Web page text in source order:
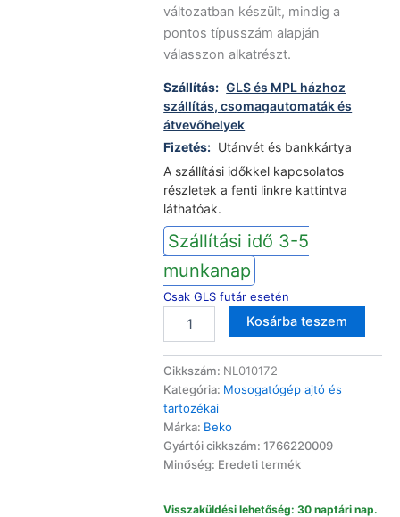
változatban készült, mindig a
pontos típusszám alapján
válasszon alkatrészt.
Szállítás: GLS és MPL házhoz
szállítás, csomagautomaták és
átvevőhelyek
Fizetés: Utánvét és bankkártya
A szállítási időkkel kapcsolatos
részletek a fenti linkre kattintva
láthatóak.
Szállítási idő 3-5
munkanap
Csak GLS futár esetén
mosogatógép
ajtó
1766220009
mennyiség
Kosárba teszem
Cikkszám: NL010172
Kategória: Mosogatógép ajtó és
tartozékai
Márka: Beko
Gyártói cikkszám: 1766220009
Minőség: Eredeti termék
Visszaküldési lehetőség: 30 naptári nap.